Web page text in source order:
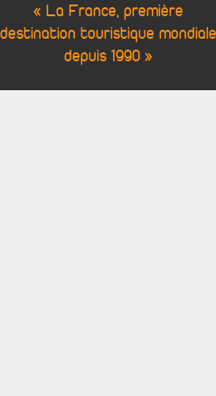
« La France, première
destination touristique mondiale
depuis 1990 »